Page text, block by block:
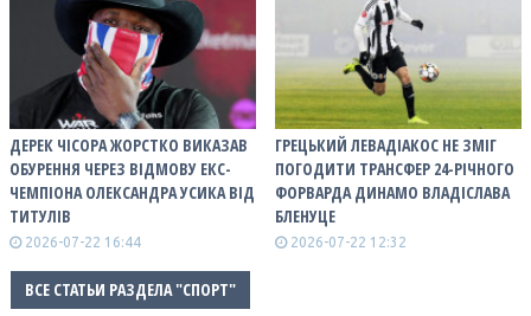
ДЕРЕК ЧІСОРА ЖОРСТКО ВИКАЗАВ
ОБУРЕННЯ ЧЕРЕЗ ВІДМОВУ ЕКС-
ЧЕМПІОНА ОЛЕКСАНДРА УСИКА ВІД
ТИТУЛІВ
2026-07-22 16:44
ГРЕЦЬКИЙ ЛЕВАДІАКОС НЕ ЗМІГ
ПОГОДИТИ ТРАНСФЕР 24-РІЧНОГО
ФОРВАРДА ДИНАМО ВЛАДІСЛАВА
БЛЕНУЦЕ
2026-07-22 12:32
ВСЕ СТАТЬИ РАЗДЕЛА "СПОРТ"